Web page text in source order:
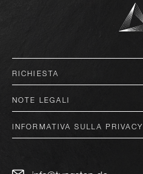
RICHIESTA
NOTE LEGALI
INFORMATIVA SULLA PRIVACY